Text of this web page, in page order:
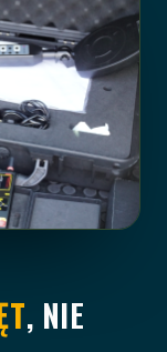
, NIE